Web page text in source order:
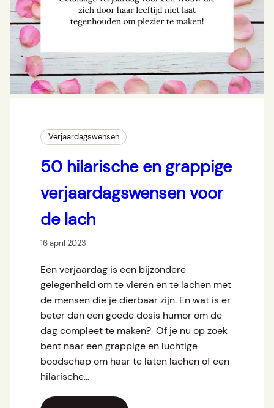
Verjaardagswensen
50 hilarische en grappige
verjaardagswensen voor
de lach
16 april 2023
Een verjaardag is een bijzondere
gelegenheid om te vieren en te lachen met
de mensen die je dierbaar zijn. En wat is er
beter dan een goede dosis humor om de
dag compleet te maken? Of je nu op zoek
bent naar een grappige en luchtige
boodschap om haar te laten lachen of een
hilarische…